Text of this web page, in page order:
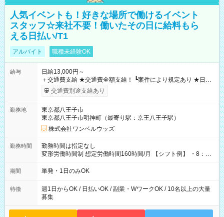
人気イベントも！好きな場所で働けるイベント
スタッフ☆来社不要！働いたその日に給料もら
える日払い/T1
アルバイト 職種未経験OK
給与
日給13,000円～
＋交通費支給 ★交通費全額支給！ ┗案件により規定あり ★日払
いOK！（規定あり） ┗働いたその日に現金GET♪ お仕事後はコ
ンビニATMから 日払い分を引き落とせます！ 【試用期間】試
交通費別途支給あり
勤務地
東京都八王子市
東京都八王子市明神町（最寄り駅：京王八王子駅）
株式会社ワンベルウッズ
勤務時間
勤務時間は指定なし
変形労働時間制 想定労働時間160時間/月 【シフト例】 ・8：00
～21：00
期間 単発・1日のみOK
特徴
週1日からOK / 日払いOK / 副業・WワークOK / 10名以上の大量
募集